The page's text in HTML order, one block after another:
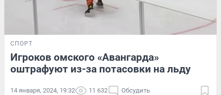
СПОРТ
Игроков омского «Авангарда»
оштрафуют из-за потасовки на льду
14 января, 2024, 19:32 11 632 Обсудить